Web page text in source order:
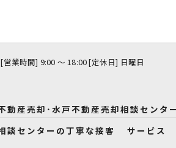
[営業時間] 9:00 〜 18:00 [定休日] 日曜日
動産売却･水戸不動産売却相談センタ
談センターの丁寧な接客
サービス